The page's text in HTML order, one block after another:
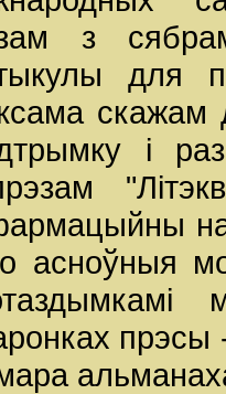
з
для
скажам
і
асноўныя
прэсы